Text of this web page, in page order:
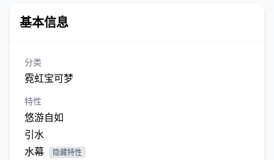
基本信息
分类
霓虹宝可梦
特性
悠游自如
引水
水幕
隐藏特性